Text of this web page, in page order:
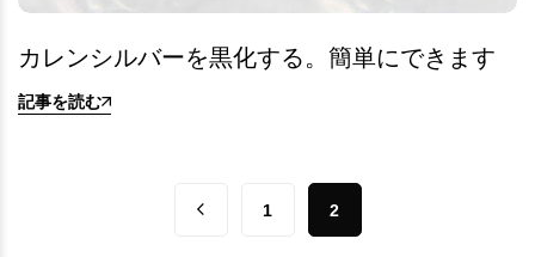
カレンシルバーを黒化する。簡単にできます
記事を読む
1 2